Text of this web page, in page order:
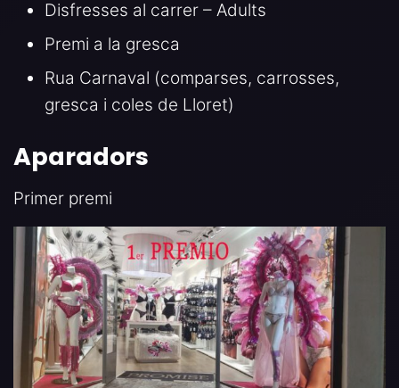
Disfresses al carrer – Adults
Premi a la gresca
Rua Carnaval (comparses, carrosses,
gresca i coles de Lloret)
Aparadors
Primer premi